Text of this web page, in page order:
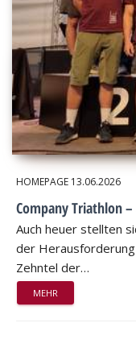
HOMEPAGE 13.06.2026
Company Triathlon
Auch heuer stellten
der
Zehntel der…
MEHR